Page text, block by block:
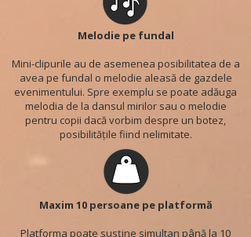
Melodie pe fundal
Mini-clipurile au de asemenea posibilitatea de a
avea pe fundal o melodie aleasă de gazdele
evenimentului. Spre exemplu se poate adăuga
melodia de la dansul mirilor sau o melodie
pentru copii dacă vorbim despre un botez,
posibilitățile fiind nelimitate.
Maxim 10 persoane pe platformă
Platforma poate susține simultan până la 10